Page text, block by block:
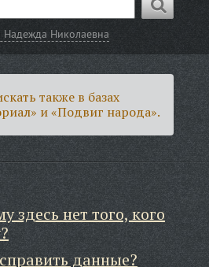
Надежда Николаевна
также в базах
и «Подвиг народа».
здесь нет того, кого
данные?